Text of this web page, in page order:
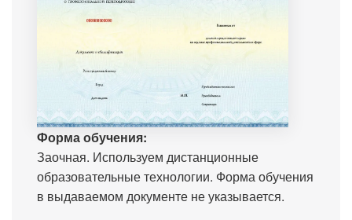
Форма обучения:
Заочная. Используем дистанционные
образовательные технологии. Форма обучения
в выдаваемом документе не указывается.